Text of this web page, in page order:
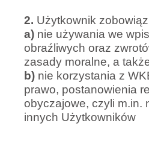
2. Użytkownik
a) nie używania we
obraźliwych oraz
zasady moralne, a
b) nie korzystania z
prawo, postanowienia
obyczajowe, czyli m.in.
innych Użytkowników